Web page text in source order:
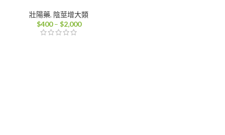
壯陽藥, 陰莖增大類
$400 – $2,000價